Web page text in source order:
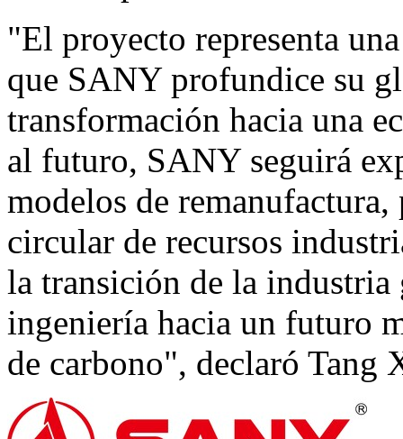
"El proyecto representa
que SANY profundice su
transformación hacia una
al futuro, SANY seguirá
modelos de
circular de recursos
la transición de la
ingeniería hacia un futuro
de carbono", declaró Tang